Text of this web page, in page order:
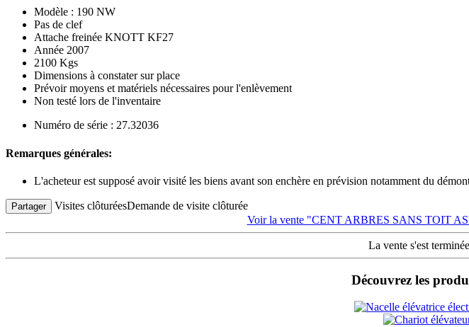
Modèle : 190 NW
Pas de clef
Attache freinée KNOTT KF27
Année 2007
2100 Kgs
Dimensions à constater sur place
Prévoir moyens et matériels nécessaires pour l'enlèvement
Non testé lors de l'inventaire
Numéro de série : 27.32036
Remarques générales:
L'acheteur est supposé avoir visité les biens avant son enchère en prévision notamment du
Partager Visites clôturéesDemande de visite clôturée
Voir la vente "CENT ARBRES SANS TOIT
La vente s'est
Découvrez les